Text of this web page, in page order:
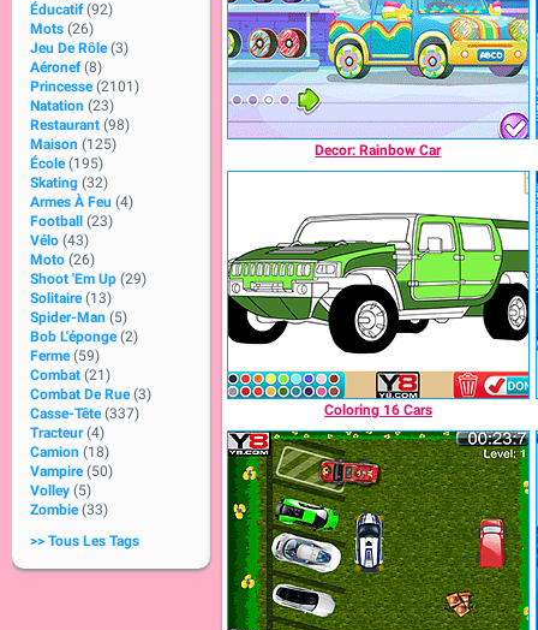
Éducatif (92)
Mots (26)
Jeu De Rôle (3)
Aéronef (8)
Princesse (2101)
Natation (23)
Restaurant (98)
Maison (125)
École (195)
Skating (32)
Armes À Feu (4)
Football
(23)
Vélo (43)
Moto (26)
Shoot 'Em Up (29)
Solitaire (13)
Spider-Man (5)
Bob L'éponge (2)
Ferme (59)
Combat (21)
Combat De Rue (3)
Casse-Tête (337)
Tracteur (4)
Camion (18)
Vampire (50)
Volley (5)
Zombie (33)
>> Tous Les Tags
Decor: Rainbow Car
Coloring 16 Cars